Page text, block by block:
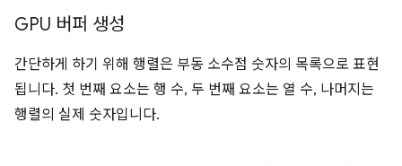
GPU 버퍼 생성
간단하게 하기 위해 행렬은 부동 소수점 숫자의 목록으로 표현
됩니다. 첫 번째 요소는 행 수, 두 번째 요소는 열 수, 나머지는
행렬의 실제 숫자입니다.